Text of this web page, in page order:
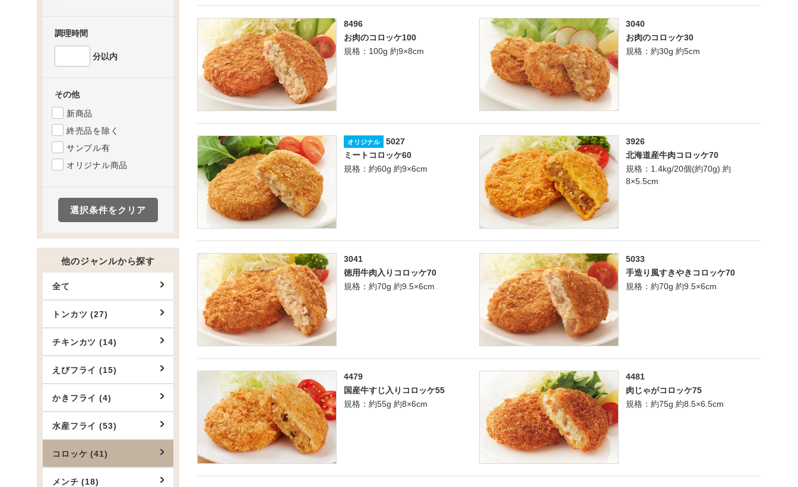
調理時間
分以内
その他
新商品
終売品を除く
サンプル有
オリジナル商品
選択条件をクリア
他のジャンルから探す
全て
トンカツ (27)
チキンカツ (14)
えびフライ (15)
かきフライ (4)
水産フライ (53)
コロッケ (41)
メンチ (18)
8496
お肉のコロッケ100
規格：100g 約9×8cm
3040
お肉のコロッケ30
規格：約30g 約5cm
オリジナル
5027
ミートコロッケ60
規格：約60g 約9×6cm
3926
北海道産牛肉コロッケ70
規格：1.4kg/20個(約70g) 約
8×5.5cm
3041
徳用牛肉入りコロッケ70
規格：約70g 約9.5×6cm
5033
手造り風すきやきコロッケ70
規格：約70g 約9.5×6cm
4479
国産牛すじ入りコロッケ55
規格：約55g 約8×6cm
4481
肉じゃがコロッケ75
規格：約75g 約8.5×6.5cm